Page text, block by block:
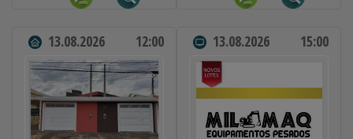
13.08.2026 12:00 13.08.2026 15:00